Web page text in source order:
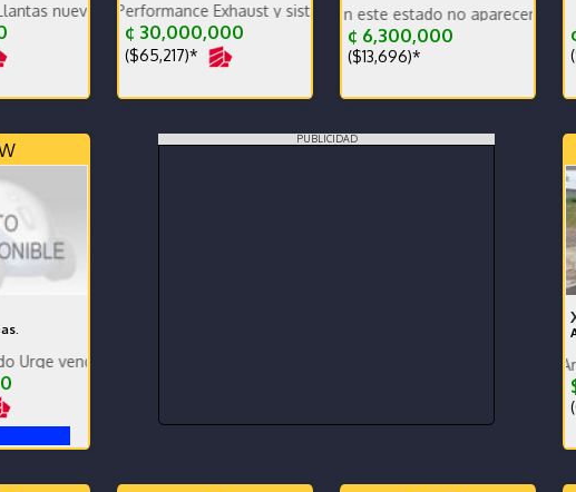
Performance Exhaust y sistema de sonido Burmester
¢ 30,000,000
($65,217)*
Las unidades WD Extras en este estado no aparecen con frecuencia
¢ 6,300,000
($13,696)*
En
PUBLICIDAD
Garantía de Agencia 4x4 Aros 20Doble